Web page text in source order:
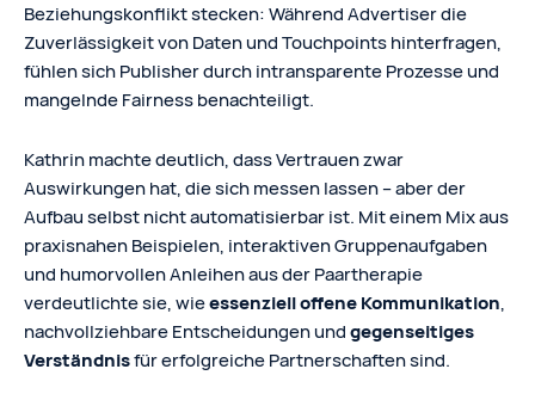
Beziehungskonflikt stecken: Während Advertiser die
Zuverlässigkeit von Daten und Touchpoints hinterfragen,
fühlen sich Publisher durch intransparente Prozesse und
mangelnde Fairness benachteiligt.
Kathrin machte deutlich, dass Vertrauen zwar
Auswirkungen hat, die sich messen lassen – aber der
Aufbau selbst nicht automatisierbar ist. Mit einem Mix aus
praxisnahen Beispielen, interaktiven Gruppenaufgaben
und humorvollen Anleihen aus der Paartherapie
verdeutlichte sie, wieessenziell offene Kommunikation,
nachvollziehbare Entscheidungen undgegenseitiges
Verständnisfür erfolgreiche Partnerschaften sind.